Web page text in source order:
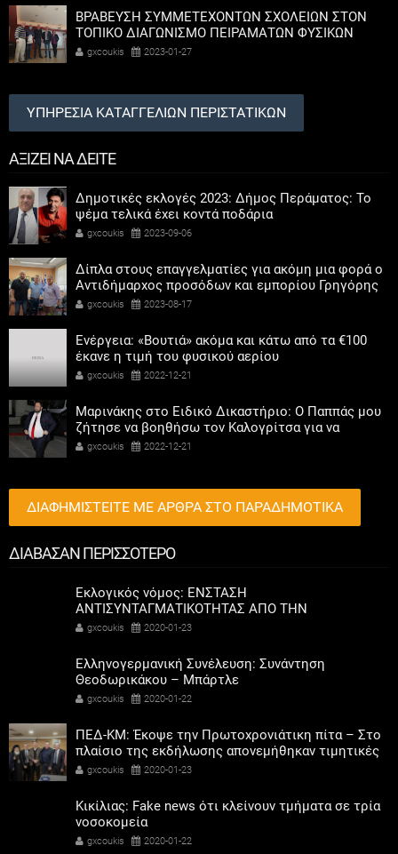
ΒΡΑΒΕΥΣΗ ΣΥΜΜΕΤΕΧΟΝΤΩΝ ΣΧΟΛΕΙΩΝ ΣΤΟΝ
ΤΟΠΙΚΟ ΔΙΑΓΩΝΙΣΜΟ ΠΕΙΡΑΜΑΤΩΝ ΦΥΣΙΚΩΝ
ΕΠΙΣΤΗΜΩΝ
gxcoukis 2023-01-27
ΥΠΗΡΕΣΙΑ ΚΑΤΑΓΓΕΛΙΩΝ ΠΕΡΙΣΤΑΤΙΚΩΝ
ΑΞΙΖΕΙ ΝΑ ΔΕΙΤΕ
Δημοτικές εκλογές 2023: Δήμος Περάματος: Το
ψέμα τελικά έχει κοντά ποδάρια
gxcoukis 2023-09-06
Δίπλα στους επαγγελματίες για ακόμη μια φορά ο
Αντιδήμαρχος προσόδων και εμπορίου Γρηγόρης
Καψοκόλης
gxcoukis 2023-08-17
Ενέργεια: «Βουτιά» ακόμα και κάτω από τα €100
έκανε η τιμή του φυσικού αερίου
gxcoukis 2022-12-21
Μαρινάκης στο Ειδικό Δικαστήριο: Ο Παππάς μου
ζήτησε να βοηθήσω τον Καλογρίτσα για να
αποκτήσει σταθμό ο ΣΥΡΙΖΑ
gxcoukis 2022-12-21
ΔΙΑΦΗΜΙΣΤΕΙΤΕ ΜΕ ΑΡΘΡΑ ΣΤΟ ΠΑΡΑΔΗΜΟΤΙΚΑ
ΔΙΑΒΑΣΑΝ ΠΕΡΙΣΣΟΤΕΡΟ
Εκλογικός νόμος: ΕΝΣΤΑΣΗ
ΑΝΤΙΣΥΝΤΑΓΜΑΤΙΚΟΤΗΤΑΣ ΑΠΟ ΤΗΝ
ΑΝΤΙΠΟΛΙΤΕΥΣΗ
gxcoukis 2020-01-23
Ελληνογερμανική Συνέλευση: Συνάντηση
Θεοδωρικάκου – Μπάρτλε
gxcoukis 2020-01-22
ΠΕΔ-ΚΜ: Έκοψε την Πρωτοχρονιάτικη πίτα – Στο
πλαίσιο της εκδήλωσης απονεμήθηκαν τιμητικές
πλακέτες σε ανθρώπους με σημαντική κοινωνική
gxcoukis 2020-01-23
Κικίλιας: Fake news ότι κλείνουν τμήματα σε τρία
νοσοκομεία
gxcoukis 2020-01-22